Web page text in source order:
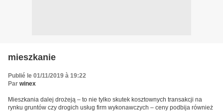
mieszkanie
Publié le 01/11/2019 à 19:22
Par winex
Mieszkania dalej drożeją – to nie tylko skutek kosztownych transakcji na
rynku gruntów czy drogich usług firm wykonawczych – ceny podbija również